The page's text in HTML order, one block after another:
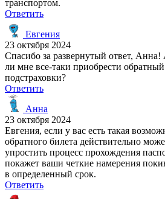
транспортом.
Ответить
Евгения
23 октября 2024
Спасибо за развернутый ответ,
ли мне все-таки приобрести
подстраховки?
Ответить
Анна
23 октября 2024
Евгения, если у вас есть такая
обратного билета действительно
упростить процесс прохождения
покажет ваши четкие намерения
в определенный срок.
Ответить